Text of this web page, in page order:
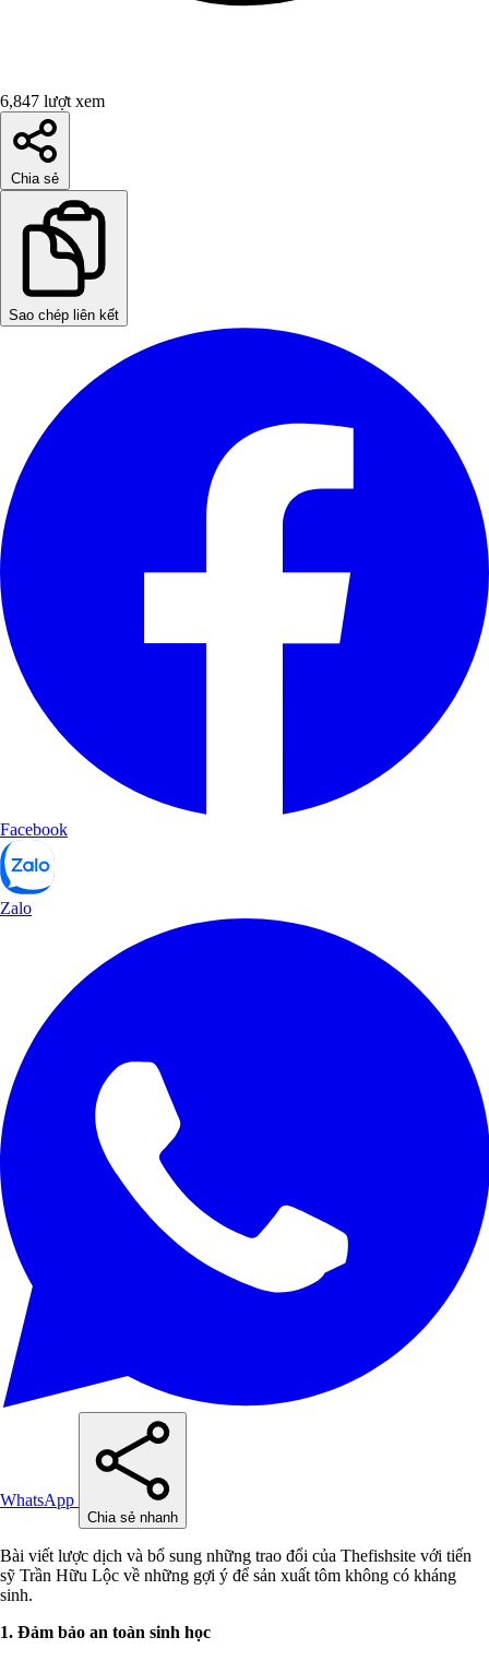
6,847 lượt xem
Chia sẻ
Sao chép liên kết
Facebook
Zalo
WhatsApp
Chia sẻ nhanh
Bài viết lược dịch và bổ sung những trao đổi của Thefishsite với tiến
sỹ Trần Hữu Lộc về những gợi ý để sản xuất tôm không có kháng
sinh.
1. Đảm bảo an toàn sinh học